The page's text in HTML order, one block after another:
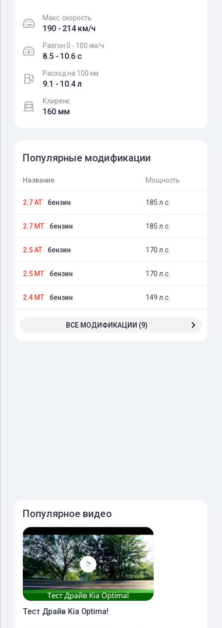
Макс. скорость
190 - 214 км/ч
Разгон 0 - 100 км/ч
8.5 - 10.6 c
Расход на 100 км
9.1 - 10.4 л
Клиренс
160 мм
Популярные модификации
Название Мощность
2.7 AT бензин 185 л.с.
2.7 MT бензин 185 л.с.
2.5 AT бензин 170 л.с.
2.5 MT бензин 170 л.с.
2.4 MT бензин 149 л.с.
ВСЕ МОДИФИКАЦИИ (9)
Популярное видео
Тест Драйв Kia Optima!